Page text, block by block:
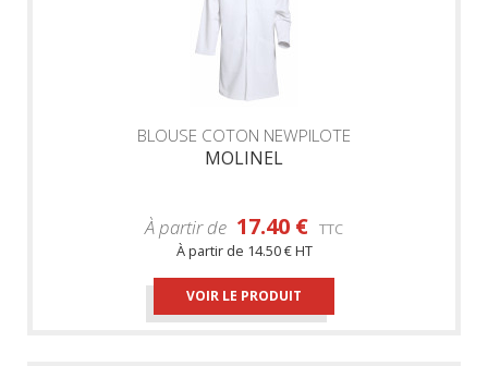
BLOUSE COTON NEWPILOTE
MOLINEL
À partir de 17.40 € TTC
À partir de 14.50 € HT
VOIR LE PRODUIT